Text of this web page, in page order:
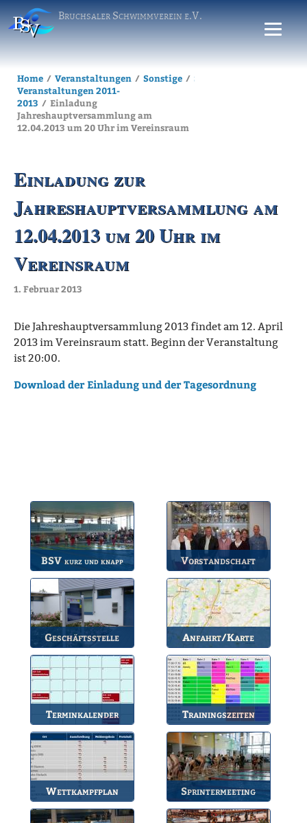
Bruchsaler Schwimmverein e.V.
Home Veranstaltungen Sonstige
Sonstige
Veranstaltungen 2011-
2013
Einladung
Jahreshauptversammlung am
12.04.2013 um 20 Uhr im Vereinsraum
Einladung zur
Jahreshauptversammlung am
12.04.2013 um 20 Uhr im
Vereinsraum
1. Februar 2013
Die Jahreshauptversammlung 2013 findet am 12. April
2013 im Vereinsraum statt. Beginn der Veranstaltung
ist 20:00.
Download der Einladung und der Tagesordnung
BSV kurz und knapp
Die wichtigsten Infos
zum BSV.
Vorstandschaft
Unsere amtierende
Vorstandschaft.
Geschäftsstelle
Anlaufstelle für alle
Anfahrt/Karte
So können Sie uns
erreichen.
Terminkalender
Die Termine des BSV.
Trainingszeiten
Bahnbelegungen der
Gruppen.
Wettkampfplan
Übersicht der aktuellen
Wettkämpfe.
Sprintermeeting
Jährlicher Wettkampf
des BSV.